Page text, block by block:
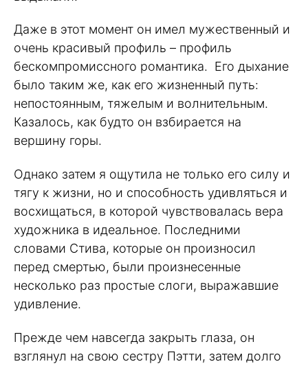
Даже в этот момент он имел мужественный и
очень красивый профиль – профиль
бескомпромиссного романтика. Его дыхание
было таким же, как его жизненный путь:
непостоянным, тяжелым и волнительным.
Казалось, как будто он взбирается на
вершину горы.
Однако затем я ощутила не только его силу и
тягу к жизни, но и способность удивляться и
восхищаться, в которой чувствовалась вера
художника в идеальное. Последними
словами Стива, которые он произносил
перед смертью, были произнесенные
несколько раз простые слоги, выражавшие
удивление.
Прежде чем навсегда закрыть глаза, он
взглянул на свою сестру Пэтти, затем долго